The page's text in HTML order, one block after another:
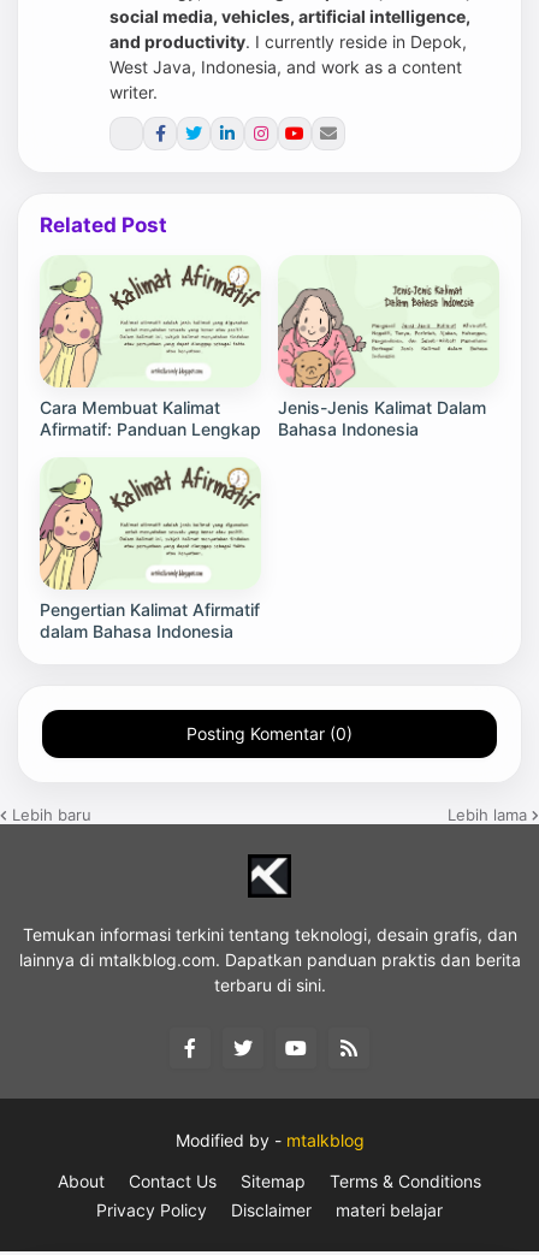
social media, vehicles, artificial intelligence,
and productivity. I currently reside in Depok,
West Java, Indonesia, and work as a content
writer.
Related Post
Cara Membuat Kalimat
Afirmatif: Panduan Lengkap
Jenis-Jenis Kalimat Dalam
Bahasa Indonesia
Pengertian Kalimat Afirmatif
dalam Bahasa Indonesia
Posting Komentar (0)
Lebih baru Lebih lama
Temukan informasi terkini tentang teknologi, desain grafis, dan
lainnya di mtalkblog.com. Dapatkan panduan praktis dan berita
terbaru di sini.
Modified by - mtalkblog
About
Contact Us Sitemap
Terms & Conditions
Privacy Policy
Disclaimer materi belajar